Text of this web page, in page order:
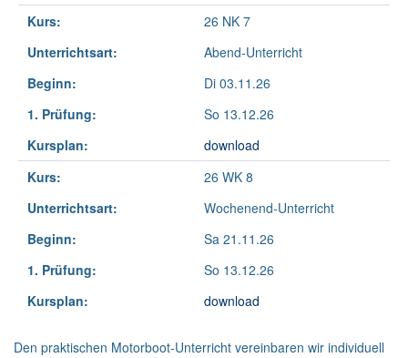
Kurs:
26 NK 7
Unterrichtsart:
Abend-Unterricht
Beginn:
Di 03.11.26
1. Prüfung:
So 13.12.26
Kursplan:
download
Kurs:
26 WK 8
Unterrichtsart:
Wochenend-Unterricht
Beginn:
Sa 21.11.26
1. Prüfung:
So 13.12.26
Kursplan:
download
Den praktischen Motorboot-Unterricht vereinbaren wir individuell